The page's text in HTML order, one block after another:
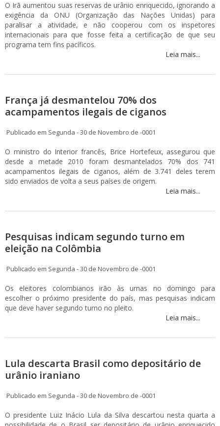
O Irã aumentou suas reservas de urânio enriquecido, ignorando a
exigência da ONU (Organização das Nações Unidas) para
paralisar a atividade, e não cooperou com os inspetores
internacionais para que fosse feita a certificação de que seu
programa tem fins pacíficos.
Leia mais...
França já desmantelou 70% dos
acampamentos ilegais de ciganos
Publicado em Segunda - 30 de Novembro de -0001
O ministro do Interior francês, Brice Hortefeux, assegurou que
desde a metade 2010 foram desmantelados 70% dos 741
acampamentos ilegais de ciganos, além de 3.741 deles terem
sido enviados de volta a seus países de origem.
Leia mais...
Pesquisas indicam segundo turno em
eleição na Colômbia
Publicado em Segunda - 30 de Novembro de -0001
Os eleitores colombianos irão às urnas no domingo para
escolher o próximo presidente do país, mas pesquisas indicam
que deve haver segundo turno no pleito.
Leia mais...
Lula descarta Brasil como depositário de
urânio iraniano
Publicado em Segunda - 30 de Novembro de -0001
O presidente Luiz Inácio Lula da Silva descartou nesta quarta a